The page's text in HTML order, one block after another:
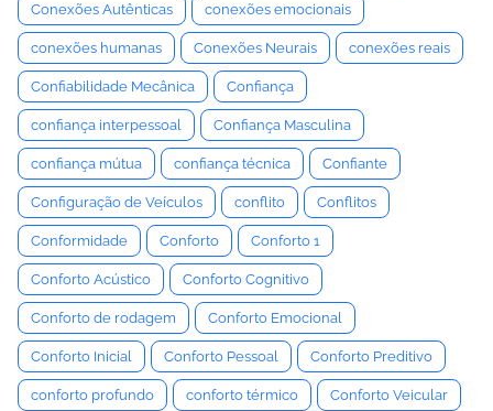
Conexões Autênticas conexões emocionais
conexões humanas Conexões Neurais conexões reais
Confiabilidade Mecânica Confiança
confiança interpessoal Confiança Masculina
confiança mútua confiança técnica Confiante
Configuração de Veículos conflito Conflitos
Conformidade Conforto Conforto 1
Conforto Acústico Conforto Cognitivo
Conforto de rodagem Conforto Emocional
Conforto Inicial Conforto Pessoal Conforto Preditivo
conforto profundo conforto térmico Conforto Veicular